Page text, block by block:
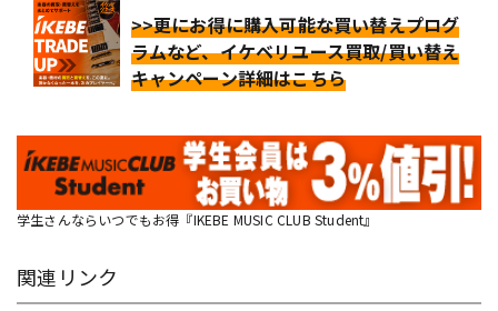
>>更にお得に購入可能な買い替えプログ
ラムなど、イケベリユース買取/買い替え
キャンペーン詳細はこちら
学生さんならいつでもお得『IKEBE MUSIC CLUB Student』
関連リンク